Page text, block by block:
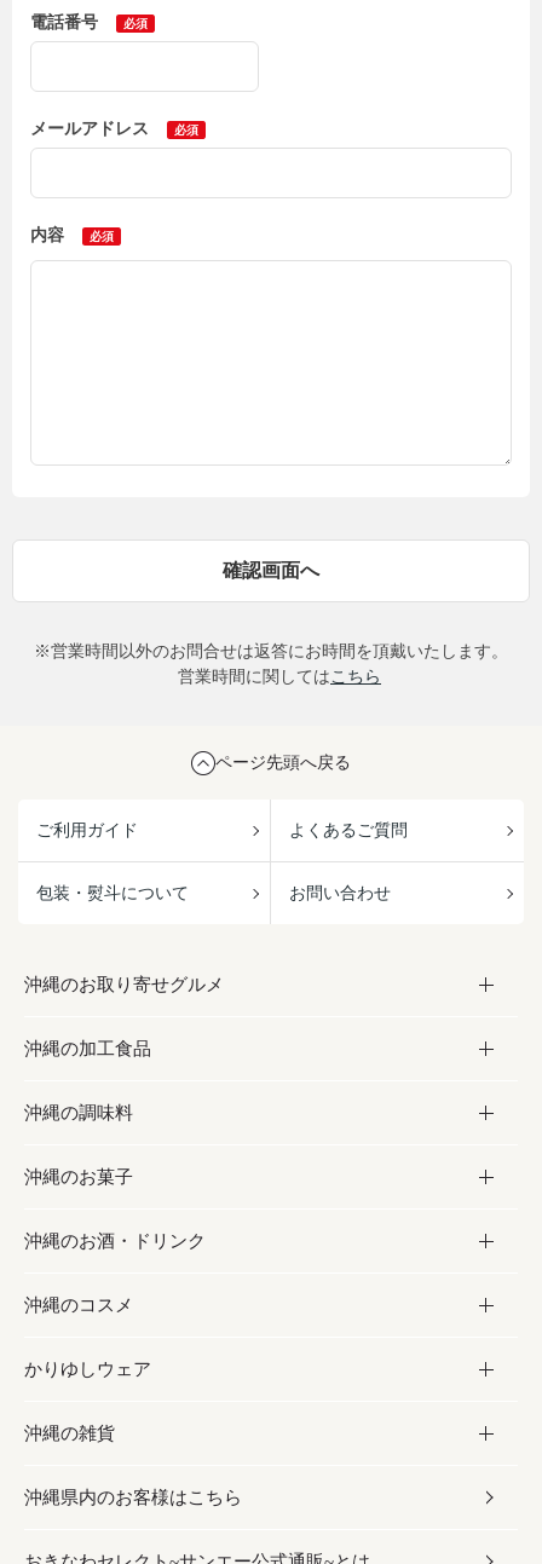
電話番号
メールアドレス
内容
※営業時間以外のお問合せは返答にお時間を頂戴いたします。
営業時間に関してはこちら
ページ先頭へ戻る
ご利用ガイド よくあるご質問
包装・熨斗について お問い合わせ
沖縄のお取り寄せグルメ
お取り寄せグルメ
フルーツ・野菜
お肉
海産物
沖縄の加工食品
加工食品
缶詰／パウチ
沖縄料理
沖縄そば／乾麺
レトルト食品
乾物／粉類
沖縄の調味料
調味料
砂糖／黒砂糖
塩
お酢／ドレッシング
しょうゆ
みそ
沖縄のお菓子
お菓子
黒糖
ちんすこう
伝統菓子
スナック
沖縄のお酒・ドリンク
お酒・ドリンク
泡盛
ビール・チューハイ
ワイン・ウィスキー・カクテル
沖縄のコスメ
コスメ
スキンケア
ボディケア
かりゆしウェア
かりゆしウェア
メンズ
沖縄の雑貨
雑貨
沖縄県内のお客様はこちら